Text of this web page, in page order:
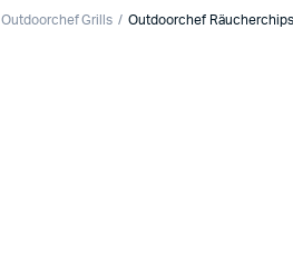
Outdoorchef Grills Outdoorchef